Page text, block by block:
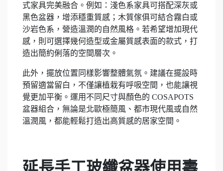
式家具完美融合。例如：淺色系家具可搭配深灰或
黑色盆器，增添穩重質感；木質傢俱可結合霧白或
沙岩色系，營造溫潤的自然風格。若希望增加現代
感，則可選擇幾何造型或金屬質感表面的款式，打
造出簡約俐落的空間層次。
此外，擺放位置同樣影響整體氣氛。建議在擺設時
預留適當留白，不僅讓植栽有呼吸空間，也能讓視
覺更加平衡。運用不同尺寸與顏色的 COSAPOTS
盆器組合，無論是北歐極簡風、都市現代風或自然
溫潤風，都能輕鬆打造出高質感的居家空間。